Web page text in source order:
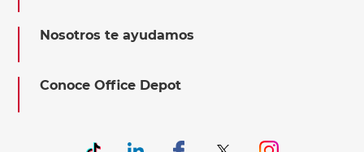
Nosotros te ayudamos
Conoce Office Depot